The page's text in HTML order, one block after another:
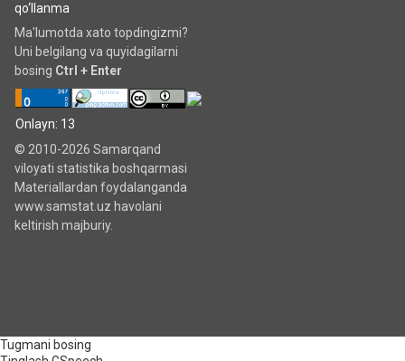
qo‘llanma
Ma'lumotda xato topdingizmi?
Uni belgilang va quyidagilarni
bosing Ctrl + Enter
Onlayn: 13
© 2010-2026 Samarqand
viloyati statistika boshqarmasi
Materiallardan foydalanganda
www.samstat.uz havolani
keltirish majburiy.
Tugmani bosing